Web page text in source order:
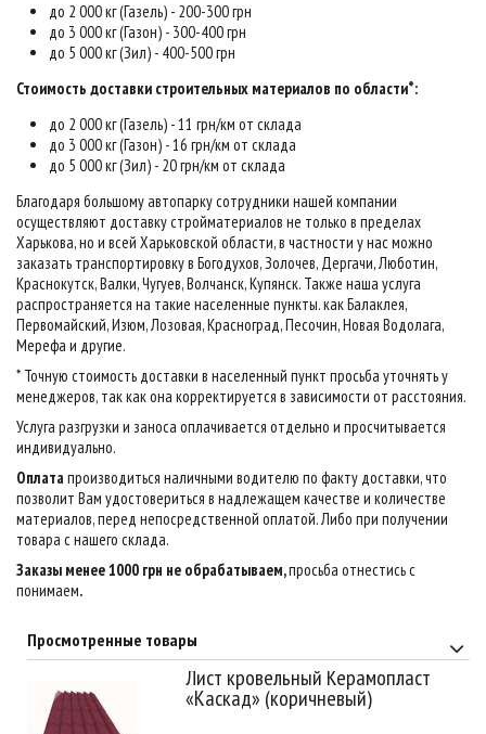
до 2 000 кг (Газель) - 200-300 грн
до 3 000 кг (Газон) - 300-400 грн
до 5 000 кг (Зил) - 400-500 грн
Стоимость доставки строительных материалов по области*:
до 2 000 кг (Газель) - 11 грн/км от склада
до 3 000 кг (Газон) - 16 грн/км от склада
до 5 000 кг (Зил) - 20 грн/км от склада
Благодаря большому автопарку сотрудники нашей компании
осуществляют доставку стройматериалов не только в пределах
Харькова, но и всей Харьковской области, в частности у нас можно
заказать транспортировку в Богодухов, Золочев, Дергачи, Люботин,
Краснокутск, Валки, Чугуев, Волчанск, Купянск. Также наша услуга
распространяется на такие населенные пункты. как Балаклея,
Первомайский, Изюм, Лозовая, Красноград, Песочин, Новая Водолага,
Мерефа и другие.
* Точную стоимость доставки в населенный пункт просьба уточнять у
менеджеров, так как она корректируется в зависимости от расстояния.
Услуга разгрузки и заноса оплачивается отдельно и просчитывается
индивидуально.
Оплатапроизводиться наличными водителю по факту доставки, что
позволит Вам удостовериться в надлежащем качестве и количестве
материалов, перед непосредственной оплатой. Либо при получении
товара с нашего склада.
Заказы менее 1000 грн не обрабатываем,просьба отнестись с
понимаем.
Просмотренные товары
Лист кровельный Керамопласт
«Каскад» (коричневый)